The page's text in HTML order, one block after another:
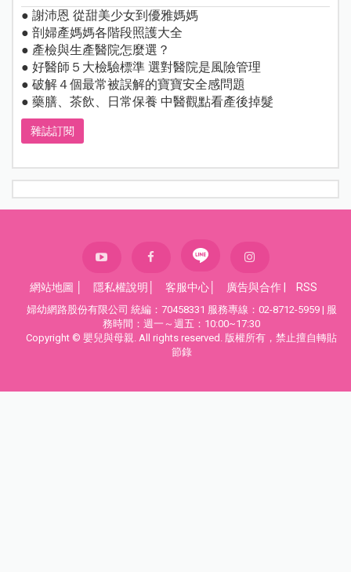
● 謝沛恩 從甜美少女到優雅媽媽
● 剖婦產媽媽各階段照護大全
● 產檢與生產醫院怎麼選？
● 好醫師５大檢驗標準 選對醫院是風險管理
● 破解４個最常被誤解的寶寶安全感問題
● 藥膳、茶飲、日常保養 中醫觀點看產後掉髮
雜誌訂閱
網站地圖 隱私權說明 客服中心 廣告與合作 RSS
婦幼網路股份有限公司 統編：70458331 服務專線：02-8712-5959 | 服
務時間：週一～週五：10:00~17:30
Copyright © 嬰兒與母親. All rights reserved. 版權所有，禁止擅自轉貼
節錄